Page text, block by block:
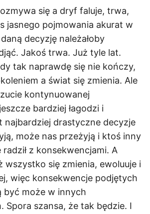
się a dryf faluje, trwa,
jasnego pojmowania akurat w
decyzję należałoby
Jakoś trwa. Już tyle lat.
tak naprawdę się nie kończy,
a świat się zmienia. Ale
kontynuowanej
bardziej łagodzi i
najbardziej drastyczne decyzje
może nas przeżyją i ktoś inny
z konsekwencjami. A
wszystko się zmienia, ewoluuje i
więc konsekwencje podjętych
być może w innych
Spora szansa, że tak będzie. I